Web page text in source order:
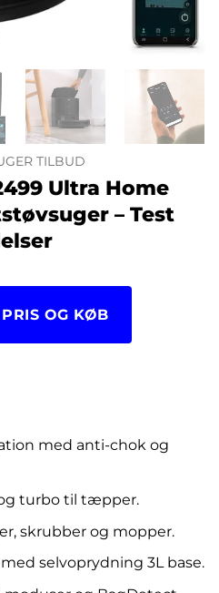
TILBUD
Ultra Home
– Test
OG KØB
med anti-chok og
turbo til tæpper.
skrubber og mopper.
selvoprydning 3L base.